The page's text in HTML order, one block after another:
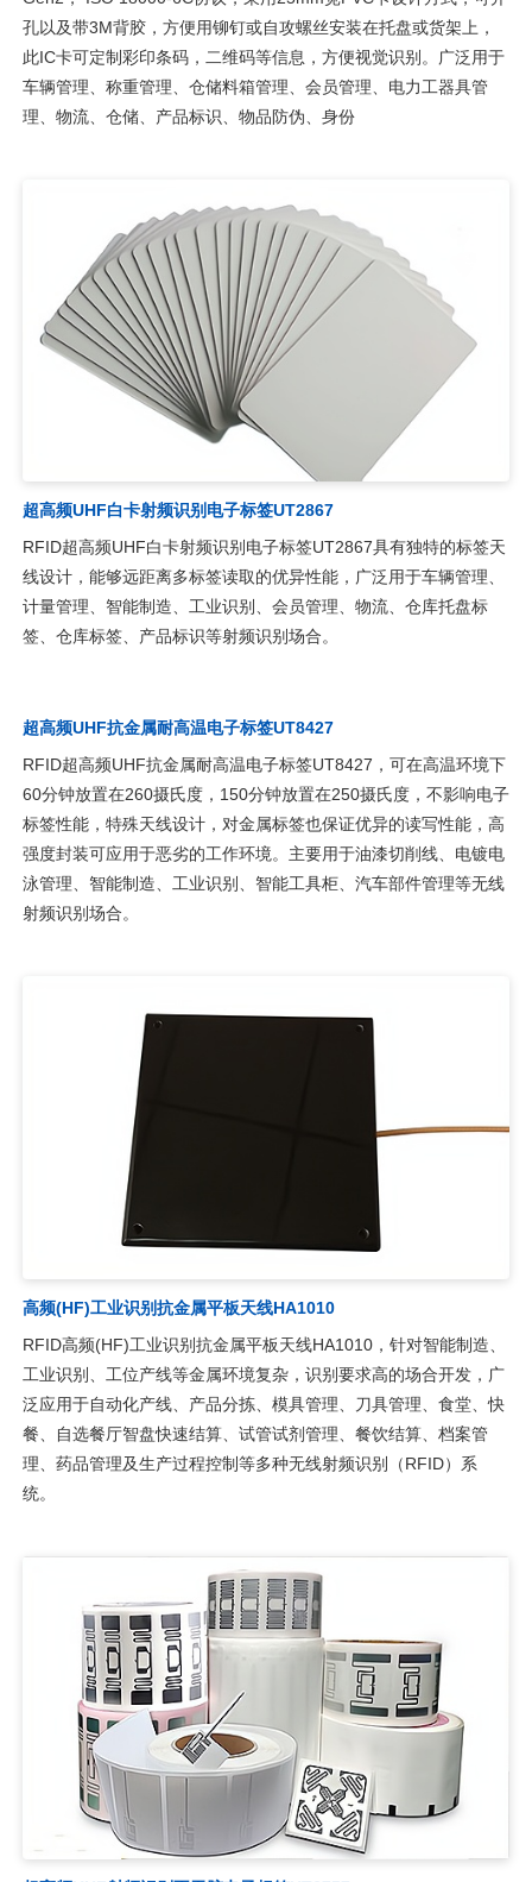
孔以及带3M背胶，方便用铆钉或自攻螺丝安装在托盘或货架上，
此IC卡可定制彩印条码，二维码等信息，方便视觉识别。广泛用于
车辆管理、称重管理、仓储料箱管理、会员管理、电力工器具管
理、物流、仓储、产品标识、物品防伪、身份
超高频UHF白卡射频识别电子标签UT2867
RFID超高频UHF白卡射频识别电子标签UT2867具有独特的标签天
线设计，能够远距离多标签读取的优异性能，广泛用于车辆管理、
计量管理、智能制造、工业识别、会员管理、物流、仓库托盘标
签、仓库标签、产品标识等射频识别场合。
超高频UHF抗金属耐高温电子标签UT8427
RFID超高频UHF抗金属耐高温电子标签UT8427，可在高温环境下
60分钟放置在260摄氏度，150分钟放置在250摄氏度，不影响电子
标签性能，特殊天线设计，对金属标签也保证优异的读写性能，高
强度封装可应用于恶劣的工作环境。主要用于油漆切削线、电镀电
泳管理、智能制造、工业识别、智能工具柜、汽车部件管理等无线
射频识别场合。
高频(HF)工业识别抗金属平板天线HA1010
RFID高频(HF)工业识别抗金属平板天线HA1010，针对智能制造、
工业识别、工位产线等金属环境复杂，识别要求高的场合开发，广
泛应用于自动化产线、产品分拣、模具管理、刀具管理、食堂、快
餐、自选餐厅智盘快速结算、试管试剂管理、餐饮结算、档案管
理、药品管理及生产过程控制等多种无线射频识别（RFID）系